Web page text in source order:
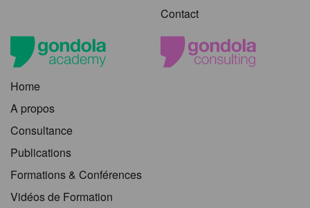
Contact
Home
A propos
Consultance
Publications
Formations & Conférences
Vidéos de Formation